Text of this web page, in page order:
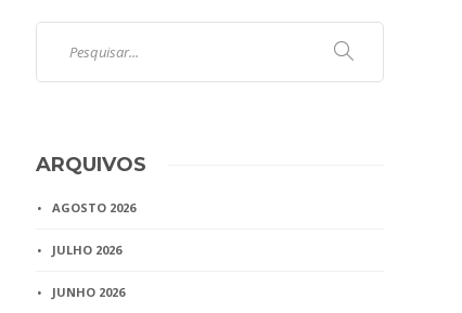
ARQUIVOS
AGOSTO 2026
JULHO 2026
JUNHO 2026